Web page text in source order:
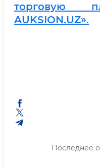
торговую
AUKSION.UZ».
Последнее